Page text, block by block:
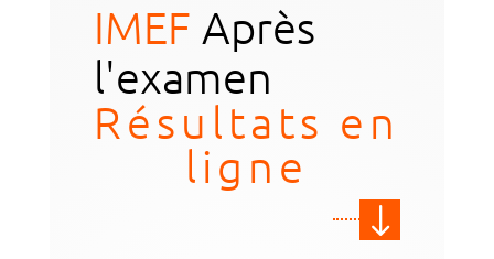
IMEF Après
l'examen
Résultats en
ligne
"